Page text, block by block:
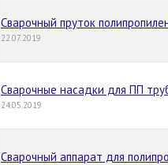
Сварочный пруток
22.07.2019
Cварочные насадки для ПП
24.05.2019
Сварочный аппарат для